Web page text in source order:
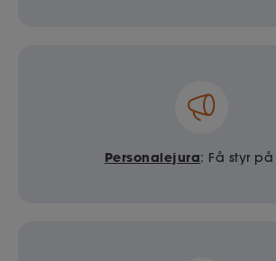
Personalejura: Få styr